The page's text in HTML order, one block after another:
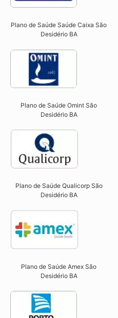
Plano de Saúde Saúde Caixa São
Desidério BA​
Plano de Saúde Omint São
Desidério BA​
Plano de Saúde Qualicorp São
Desidério BA​
Plano de Saúde Amex São
Desidério BA